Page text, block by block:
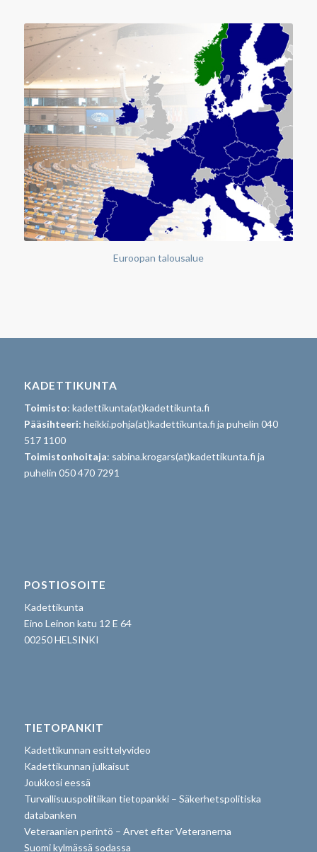
Euroopan talousalue
KADETTIKUNTA
Toimisto: kadettikunta(at)kadettikunta.fi
Pääsihteeri: heikki.pohja(at)kadettikunta.fi ja puhelin 040
517 1100
Toimistonhoitaja: sabina.krogars(at)kadettikunta.fi ja
puhelin 050 470 7291
POSTIOSOITE
Kadettikunta
Eino Leinon katu 12 E 64
00250 HELSINKI
TIETOPANKIT
Kadettikunnan esittelyvideo
Kadettikunnan julkaisut
Joukkosi eessä
Turvallisuuspolitiikan tietopankki – Säkerhetspolitiska
databanken
Veteraanien perintö – Arvet efter Veteranerna
Suomi kylmässä sodassa